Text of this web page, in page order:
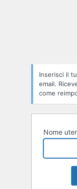
Inserisci il
email.
come
Nome